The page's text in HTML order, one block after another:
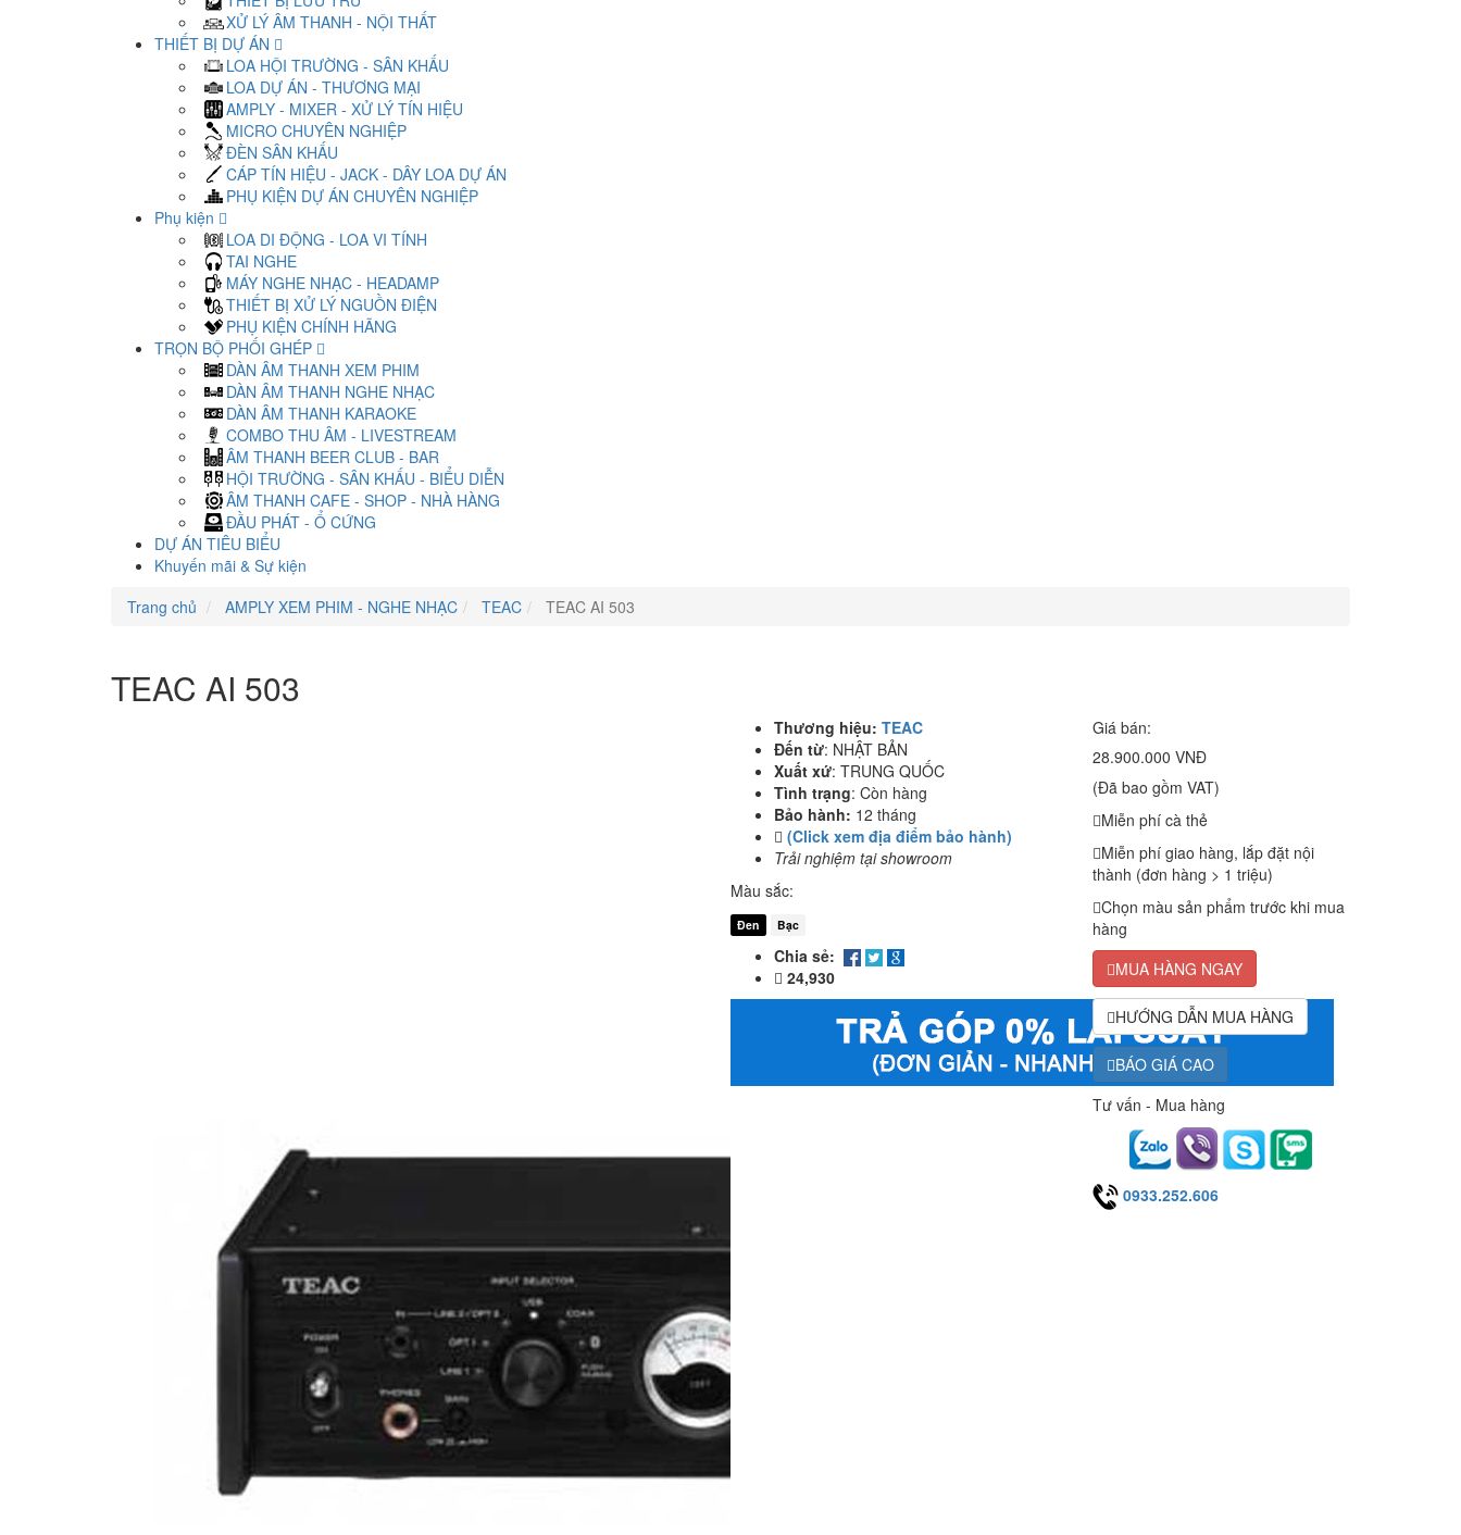
XỬ LÝ ÂM THANH - NỘI THẤT
THIẾT BỊ DỰ ÁN
LOA HỘI TRƯỜNG - SÂN KHẤU
LOA DỰ ÁN - THƯƠNG MẠI
AMPLY - MIXER - XỬ LÝ TÍN HIỆU
MICRO CHUYÊN NGHIỆP
ĐÈN SÂN KHẤU
CÁP TÍN HIỆU - JACK - DÂY LOA DỰ ÁN
PHỤ KIỆN DỰ ÁN CHUYÊN NGHIỆP
Phụ kiện
LOA DI ĐỘNG - LOA VI TÍNH
TAI NGHE
MÁY NGHE NHẠC - HEADAMP
THIẾT BỊ XỬ LÝ NGUỒN ĐIỆN
PHỤ KIỆN CHÍNH HÃNG
TRỌN BỘ PHỐI GHÉP
DÀN ÂM THANH XEM PHIM
DÀN ÂM THANH NGHE NHẠC
DÀN ÂM THANH KARAOKE
COMBO THU ÂM - LIVESTREAM
ÂM THANH BEER CLUB - BAR
HỘI TRƯỜNG - SÂN KHẤU - BIỂU DIỄN
ÂM THANH CAFE - SHOP - NHÀ HÀNG
ĐẦU PHÁT - Ổ CỨNG
DỰ ÁN TIÊU BIỂU
Khuyến mãi & Sự kiện
Trang chủ
AMPLY XEM PHIM - NGHE NHẠC TEAC TEAC AI 503
TEAC AI 503
Thương hiệu: TEAC
Đến từ: NHẬT BẢN
Xuất xứ: TRUNG QUỐC
Tình trạng: Còn hàng
Bảo hành: 12 tháng
(Click xem địa điểm bảo hành)
Trải nghiệm tại showroom
Màu sắc:
Đen Bạc
Chia sẻ:
24,930
Giá bán:
28.900.000 VNĐ
(Đã bao gồm VAT)
Miễn phí cà thẻ
Miễn phí giao hàng, lắp đặt nội
thành (đơn hàng > 1 triệu)
Chọn màu sản phẩm trước khi mua
hàng
MUA HÀNG NGAY
HƯỚNG DẪN MUA HÀNG
BÁO GIÁ CAO
Tư vấn - Mua hàng
0933.252.606